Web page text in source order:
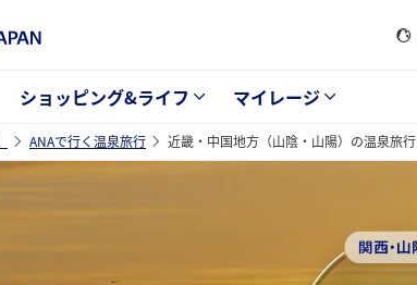
ショッピング&ライフ マイレージ
ANAで行く温泉旅行 近畿・中国地方（山陰・山陽）の温泉旅行